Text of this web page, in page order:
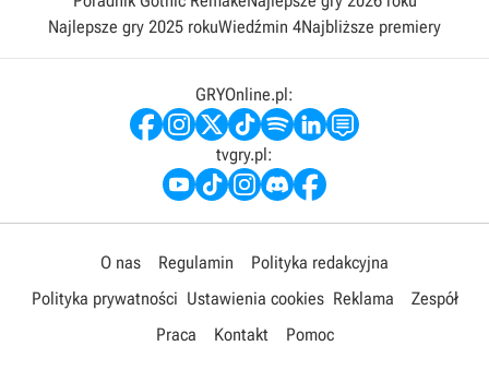
Najlepsze gry 2025 rokuWiedźmin 4Najbliższe premiery
GRYOnline.pl:
tvgry.pl:
O nas Regulamin
Polityka redakcyjna
Polityka prywatności Ustawienia cookies Reklama
Zespół
Praca
Kontakt Pomoc